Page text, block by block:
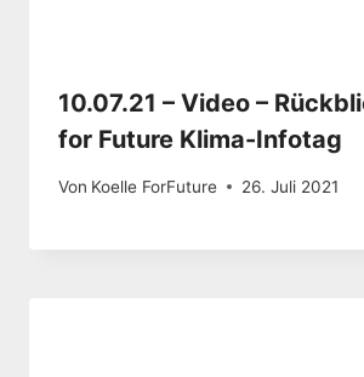
10.07.21 – Video –
for Future Klima-Infotag
Von Koelle ForFuture 26. Juli 2021